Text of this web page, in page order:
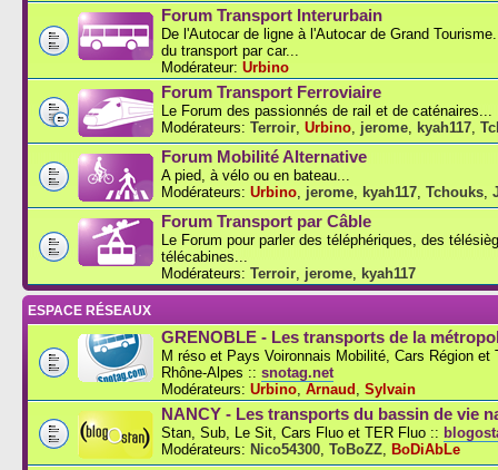
Forum Transport Interurbain
De l'Autocar de ligne à l'Autocar de Grand
du transport par car...
Modérateur: Urbino
Forum Transport Ferroviaire
Le Forum des passionnés de rail et de caténaires...
Modérateurs: Terroir Urbino jerome kyah117
Forum Mobilité Alternative
A pied, à vélo ou en bateau...
Modérateurs: Urbino jerome kyah117 Tchouks
Forum Transport par Câble
Le Forum pour parler des téléphériques, des
télécabines...
Modérateurs: Terroir jerome kyah117
ESPACE RÉSEAUX
GRENOBLE - Les transports de la
M réso et Pays Voironnais Mobilité, Cars Région et
Rhône-Alpes :: snotag.net
Modérateurs: Urbino Arnaud Sylvain
NANCY - Les transports du bassin de vie
Stan, Sub, Le Sit, Cars Fluo et TER Fluo ::
Modérateurs: Nico54300 ToBoZZ BoDiAbLe